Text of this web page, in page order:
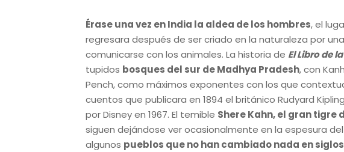
Érase una vez en India la aldea de los hombres, el
regresara después de ser criado en la naturaleza por
comunicarse con los animales. La historia de El Libro de
tupidos bosques del sur de Madhya Pradesh, con
Pench, como máximos exponentes con los que
cuentos que publicara en 1894 el británico Rudyard
por Disney en 1967. El temible Shere Kahn, el gran tigre
siguen dejándose ver ocasionalmente en la espesura
algunos pueblos que no han cambiado nada en